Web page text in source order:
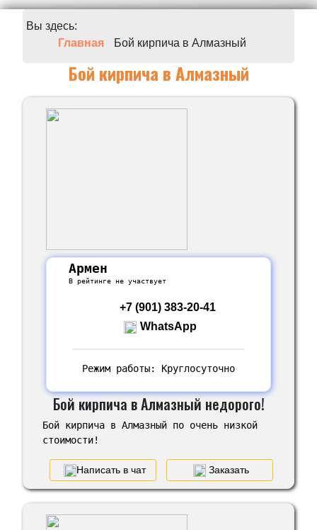
Вы здесь:
Главная
Бой кирпича в Алмазный
Бой кирпича в Алмазный
Армен
В рейтинге не участвует
+7 (901) 383-20-41
WhatsApp
Режим работы: Круглосуточно
Бой кирпича в Алмазный недорого!
Бой кирпича в Алмазный по очень низкой
стоимости!
Написать в чат Заказать